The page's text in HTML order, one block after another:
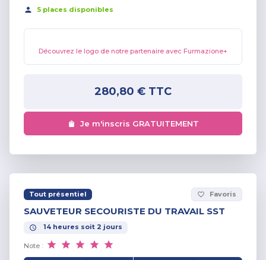
5 places disponibles
Découvrez le logo de notre partenaire avec Furmazione+
280,80 € TTC
Je m'inscris GRATUITEMENT
Tout présentiel favorite_border Favoris
SAUVETEUR SECOURISTE DU TRAVAIL SST
14 heures soit 2 jours
Note :